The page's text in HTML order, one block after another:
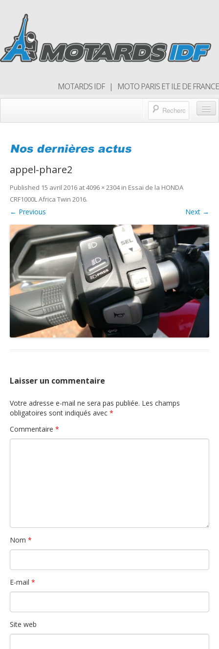
MOTARDS IDF | MOTO PARIS ET ILE DE FRANCE
Forum
Balades & sorties moto
Qui sommes nous
Rejoins nous
Nous contacter
appel-phare2
Published 15 avril 2016 at4096 × 2304in Essai de la HONDA
CRF1000L Africa Twin 2016.
← Previous Next →
Laisser un commentaire
Votre adresse e-mail ne sera pas publiée. Les champs
obligatoires sont indiqués avec *
Commentaire *
Nom *
E-mail *
Site web